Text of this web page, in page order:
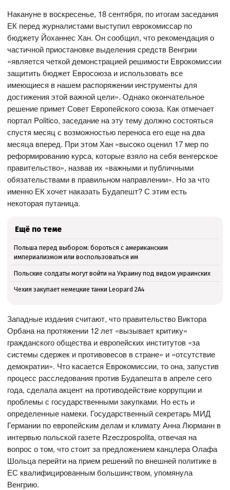
Накануне в воскресенье, 18 сентября, по итогам заседания
ЕК перед журналистами выступил еврокомиссар по
бюджету Йоханнес Хан. Он сообщил, что рекомендация о
частичной приостановке выделения средств Венгрии
«является четкой демонстрацией решимости Еврокомиссии
защитить бюджет Евросоюза и использовать все
имеющиеся в нашем распоряжении инструменты для
достижения этой важной цели». Однако окончательное
решение примет Совет Европейского союза. Как отмечает
портал Politico, заседание на эту тему должно состояться
спустя месяц с возможностью переноса его еще на два
месяца вперед. При этом Хан «высоко оценил 17 мер по
реформированию курса, которые взяло на себя венгерское
правительство», назвав их «важными и публичными
обязательствами в правильном направлении». Но за что
именно ЕК хочет наказать Будапешт? С этим есть
некоторая путаница.
Ещё по теме
Польша перед выбором: бороться с американским
империализмом или воспользоваться им
Польские солдаты могут войти на Украину под видом украинских
Чехия закупает немецкие танки Leopard 2A4
Западные издания считают, что правительство Виктора
Орбана на протяжении 12 лет «вызывает критику»
гражданского общества и европейских институтов «за
системы сдержек и противовесов в стране» и «отсутствие
демократии». Что касается Еврокомиссии, то она, запустив
процесс расследования против Будапешта в апреле сего
года, сделала акцент на противодействие коррупции и
проблемы с государственными закупками. Но есть и
определенные намеки. Государственный секретарь МИД
Германии по европейским делам и климату Анна Люрманн в
интервью польской газете Rzeczpospolita, отвечая на
вопрос о том, что стоит за предложением канцлера Олафа
Шольца перейти на прием решений по внешней политике в
ЕС квалифицированным большинством, упомянула
Венгрию.